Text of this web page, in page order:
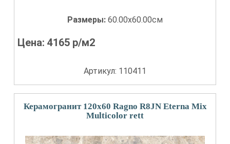
Размеры: 60.00x60.00см
Цена:4165 р/м2
Артикул: 110411
Керамогранит 120x60 Ragno R8JN Eterna Mix
Multicolor rett